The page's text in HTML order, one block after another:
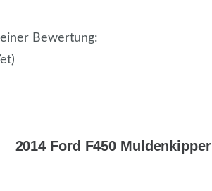
Bewertung:
2014 Ford F450 Muldenkipper